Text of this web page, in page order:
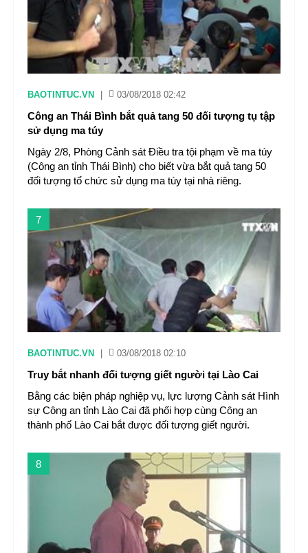
BAOTINTUC.VN 03/08/2018 02:42
Công an Thái Bình bắt quả tang 50 đối tượng tụ tập
sử dụng ma túy
Ngày 2/8, Phòng Cảnh sát Điều tra tội phạm về ma túy
(Công an tỉnh Thái Bình) cho biết vừa bắt quả tang 50
đối tượng tổ chức sử dụng ma túy tại nhà riêng.
7
BAOTINTUC.VN 03/08/2018 02:10
Truy bắt nhanh đối tượng giết người tại Lào Cai
Bằng các biện pháp nghiệp vụ, lực lượng Cảnh sát Hình
sự Công an tỉnh Lào Cai đã phối hợp cùng Công an
thành phố Lào Cai bắt được đối tượng giết người.
8